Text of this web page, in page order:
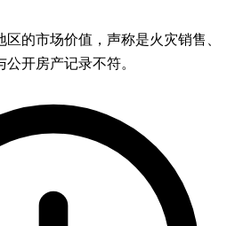
区的市场价值，声称是火灾销售、
开房产记录不符。